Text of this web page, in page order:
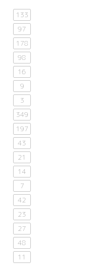
133
97
178
98
16
9
3
349
197
43
21
14
7
42
23
27
48
11